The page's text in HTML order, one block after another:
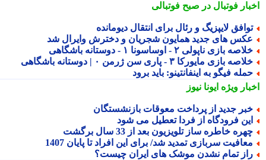
فوتبال در صبح فوتبالی
لایپزیگ و رئال برای انتقال دیومانده
های جدید همایون شجریان و دخترش وایرال شد
بازی ناپولی ۲ - اوساسونا ۱ - دوستانه باشگاهی
بازی مایورکا ۳ - پاری سن ژرمن ۰ | دوستانه باشگاهی
فیگو به اینفانتینو: باید برود
ویژهایونا نیوز
جدید از پرداخت معوقات بازنشستگان
فرودگاه از فردا تعطیل می شود
خاطره ساز تلویزیون بعد از 33 سال برگشت
سربازی تمدید شد/ برای این افراد تا پایان 1407
تمام نشدن موشک های ایران چیست؟